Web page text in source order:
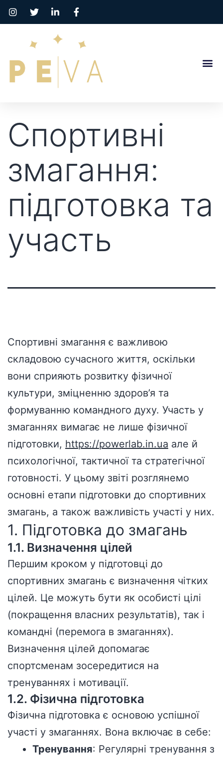
Спортивні
змагання:
підготовка та
участь
Спортивні змагання є важливою
складовою сучасного життя, оскільки
вони сприяють розвитку фізичної
культури, зміцненню здоров’я та
формуванню командного духу. Участь у
змаганнях вимагає не лише фізичної
підготовки, https://powerlab.in.ua але й
психологічної, тактичної та стратегічної
готовності. У цьому звіті розглянемо
основні етапи підготовки до спортивних
змагань, а також важливість участі у них.
1. Підготовка до змагань
1.1. Визначення цілей
Першим кроком у підготовці до
спортивних змагань є визначення чітких
цілей. Це можуть бути як особисті цілі
(покращення власних результатів), так і
командні (перемога в змаганнях).
Визначення цілей допомагає
спортсменам зосередитися на
тренуваннях і мотивації.
1.2. Фізична підготовка
Фізична підготовка є основою успішної
участі у змаганнях. Вона включає в себе:
Тренування: Регулярні тренування з